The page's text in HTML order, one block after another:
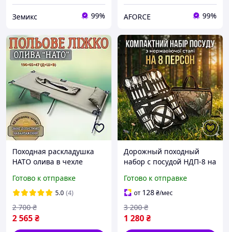
Земикс 99% AFORCE 99%
Походная раскладушка
НАТО олива в чехле
полевая кровать для
туризма и военного
оригинал
Готово к отправке
5.0 (4)
2 565₴
2 700 ₴
Дорожный походный
набор с посудой НДП-8 на
туризма, рыбалки и
охоты (Глубокие миски и
Открывалка)
Готово к отправке
от 128₴/мес
1 280₴
3 200 ₴